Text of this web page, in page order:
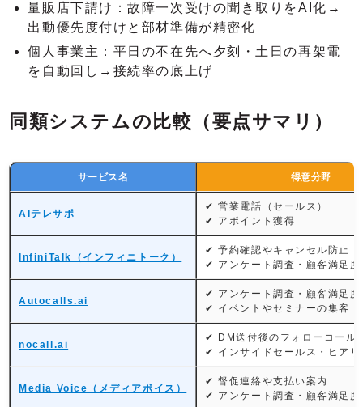
量販店下請け：故障一次受けの聞き取りをAI化→
出動優先度付けと部材準備が精密化
個人事業主：平日の不在先へ夕刻・土日の再架電
を自動回し→接続率の底上げ
同類システムの比較（要点サマリ）
サービス名 得意分野
AIテレサポ
✔ 営業電話（セールス）
✔ アポイント獲得
InfiniTalk（インフィニトーク）
✔ 予約確認やキャンセル防止
✔ アンケート調査・顧客満足度
Autocalls.ai
✔ アンケート調査・顧客満足度
✔ イベントやセミナーの集客・
nocall.ai
✔ DM送付後のフォローコール
✔ インサイドセールス・ヒアリ
Media Voice（メディアボイス）
✔ 督促連絡や支払い案内
✔ アンケート調査・顧客満足度